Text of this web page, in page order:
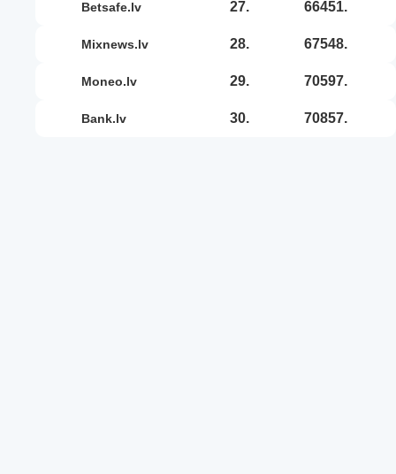
betsafe.lv 27. 66451.
mixnews.lv 28. 67548.
moneo.lv 29. 70597.
bank.lv 30. 70857.